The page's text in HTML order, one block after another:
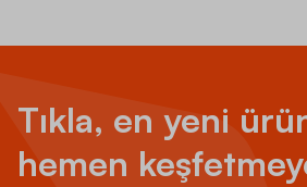
Tıkla, en yeni
hemen